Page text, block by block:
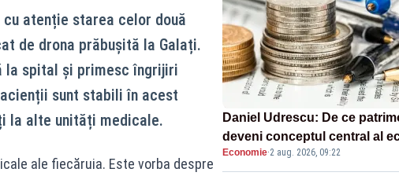
atenție starea celor două
de drona prăbușită la Galați.
la spital și primesc îngrijiri
sunt stabili în acest
la alte unități medicale.
ale fiecăruia. Este vorba despre
Daniel Udrescu: De ce
deveni conceptul central al
viitoare?
Economie·2 aug. 2026, 09:22